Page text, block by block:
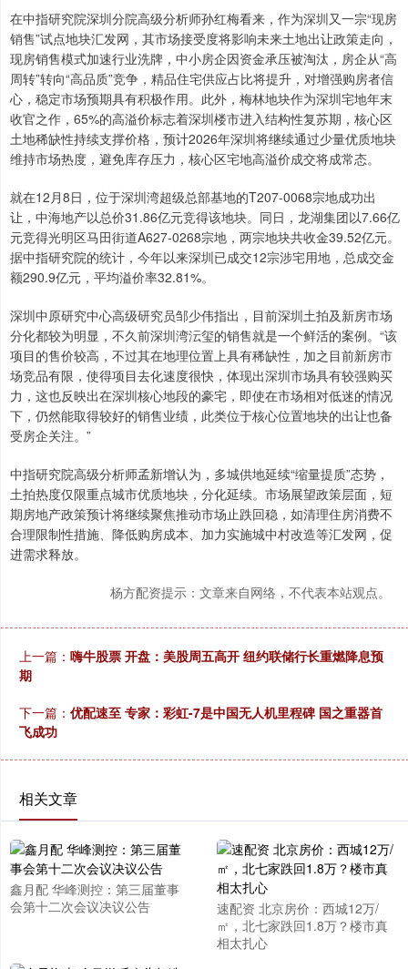
在中指研究院深圳分院高级分析师孙红梅看来，作为深圳又一宗“现房
销售”试点地块汇发网，其市场接受度将影响未来土地出让政策走向，
现房销售模式加速行业洗牌，中小房企因资金承压被淘汰，房企从“高
周转”转向“高品质”竞争，精品住宅供应占比将提升，对增强购房者信
心，稳定市场预期具有积极作用。此外，梅林地块作为深圳宅地年末
收官之作，65%的高溢价标志着深圳楼市进入结构性复苏期，核心区
土地稀缺性持续支撑价格，预计2026年深圳将继续通过少量优质地块
维持市场热度，避免库存压力，核心区宅地高溢价成交将成常态。
就在12月8日，位于深圳湾超级总部基地的T207-0068宗地成功出
让，中海地产以总价31.86亿元竞得该地块。同日，龙湖集团以7.66亿
元竞得光明区马田街道A627-0268宗地，两宗地块共收金39.52亿元。
据中指研究院的统计，今年以来深圳已成交12宗涉宅用地，总成交金
额290.9亿元，平均溢价率32.81%。
深圳中原研究中心高级研究员邹少伟指出，目前深圳土拍及新房市场
分化都较为明显，不久前深圳湾沄玺的销售就是一个鲜活的案例。“该
项目的售价较高，不过其在地理位置上具有稀缺性，加之目前新房市
场竞品有限，使得项目去化速度很快，体现出深圳市场具有较强购买
力，这也反映出在深圳核心地段的豪宅，即使在市场相对低迷的情况
下，仍然能取得较好的销售业绩，此类位于核心位置地块的出让也备
受房企关注。”
中指研究院高级分析师孟新增认为，多城供地延续“缩量提质”态势，
土拍热度仅限重点城市优质地块，分化延续。市场展望政策层面，短
期房地产政策预计将继续聚焦推动市场止跌回稳，如清理住房消费不
合理限制性措施、降低购房成本、加力实施城中村改造等汇发网，促
进需求释放。
杨方配资提示：文章来自网络，不代表本站观点。
上一篇： 嗨牛股票 开盘：美股周五高开 纽约联储行长重燃降息预
期
下一篇： 优配速至 专家：彩虹-7是中国无人机里程碑 国之重器首
飞成功
相关文章
鑫月配 华峰测控：第三届董事
会第十二次会议决议公告
速配资 北京房价：西城12万/
㎡，北七家跌回1.8万？楼市真
相太扎心